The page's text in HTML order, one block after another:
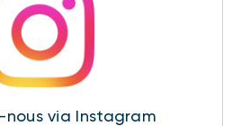
via Instagram